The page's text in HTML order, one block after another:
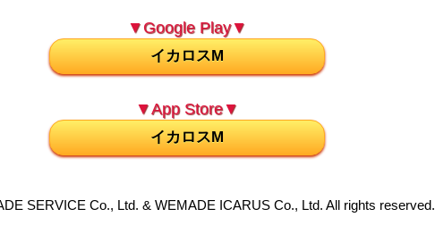
▼Google Play▼
イカロスM
▼App Store▼
イカロスM
SERVICE Co., Ltd. & WEMADE ICARUS Co., Ltd. All rights reserved.